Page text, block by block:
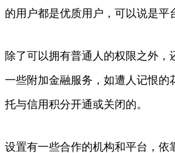
的用户都是优质用户，可以说是平
除了可以拥有普通人的权限之外，
一些附加金融服务，如遭人记恨的
托与信用积分开通或关闭的。
设置有一些合作的机构和平台，依